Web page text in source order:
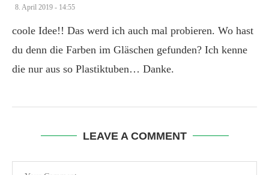
8. April 2019 - 14:55
coole Idee!! Das werd ich auch mal probieren. Wo hast
du denn die Farben im Gläschen gefunden? Ich kenne
die nur aus so Plastiktuben… Danke.
LEAVE A COMMENT